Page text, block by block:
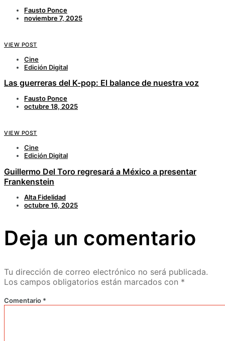
Fausto Ponce
noviembre 7, 2025
VIEW POST
Cine
Edición Digital
Las guerreras del K-pop: El balance de nuestra voz
Fausto Ponce
octubre 18, 2025
VIEW POST
Cine
Edición Digital
Guillermo Del Toro regresará a México a presentar
Frankenstein
Alta Fidelidad
octubre 16, 2025
Deja un comentario
Tu dirección de correo electrónico no será publicada.
Los campos obligatorios están marcados con *
Comentario *